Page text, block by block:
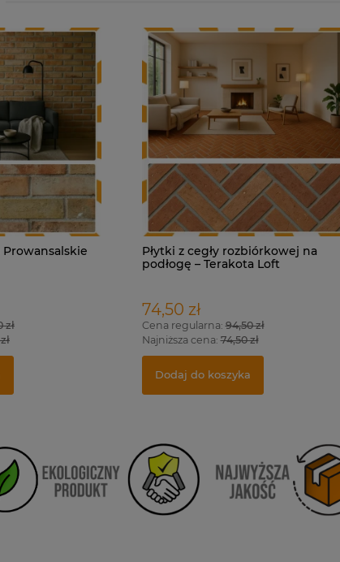
Prowansalskie
zł
Płytki z cegły rozbiórkowej na
podłogę – Terakota Loft
74,50 zł
Cena regularna:94,50 zł
Najniższa cena:74,50 zł
Dodaj do koszyka